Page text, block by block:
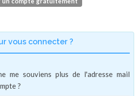
vous connecter ?
me souviens plus de l'adresse mail
?